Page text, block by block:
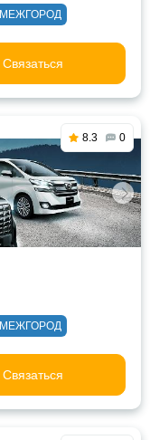
МЕЖГОРОД
Связаться
8.3 0
МЕЖГОРОД
Связаться